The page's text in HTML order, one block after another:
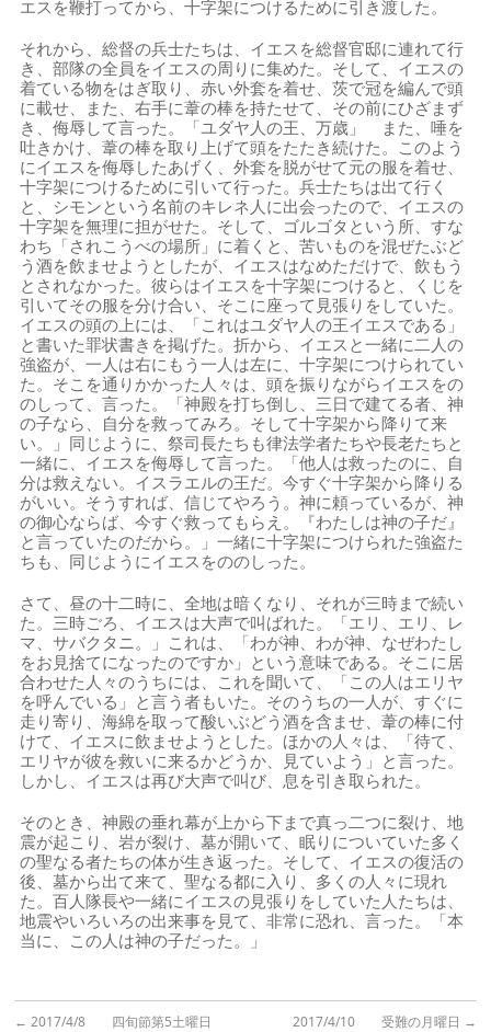
エスを鞭打ってから、十字架につけるために引き渡した。
それから、総督の兵士たちは、イエスを総督官邸に連れて行
き、部隊の全員をイエスの周りに集めた。そして、イエスの
着ている物をはぎ取り、赤い外套を着せ、茨で冠を編んで頭
に載せ、また、右手に葦の棒を持たせて、その前にひざまず
き、侮辱して言った。「ユダヤ人の王、万歳」 また、唾を
吐きかけ、葦の棒を取り上げて頭をたたき続けた。このよう
にイエスを侮辱したあげく、外套を脱がせて元の服を着せ、
十字架につけるために引いて行った。兵士たちは出て行く
と、シモンという名前のキレネ人に出会ったので、イエスの
十字架を無理に担がせた。そして、ゴルゴタという所、すな
わち「されこうべの場所」に着くと、苦いものを混ぜたぶど
う酒を飲ませようとしたが、イエスはなめただけで、飲もう
とされなかった。彼らはイエスを十字架につけると、くじを
引いてその服を分け合い、そこに座って見張りをしていた。
イエスの頭の上には、「これはユダヤ人の王イエスである」
と書いた罪状書きを掲げた。折から、イエスと一緒に二人の
強盗が、一人は右にもう一人は左に、十字架につけられてい
た。そこを通りかかった人々は、頭を振りながらイエスをの
のしって、言った。「神殿を打ち倒し、三日で建てる者、神
の子なら、自分を救ってみろ。そして十字架から降りて来
い。」同じように、祭司長たちも律法学者たちや長老たちと
一緒に、イエスを侮辱して言った。「他人は救ったのに、自
分は救えない。イスラエルの王だ。今すぐ十字架から降りる
がいい。そうすれば、信じてやろう。神に頼っているが、神
の御心ならば、今すぐ救ってもらえ。『わたしは神の子だ』
と言っていたのだから。」一緒に十字架につけられた強盗た
ちも、同じようにイエスをののしった。
さて、昼の十二時に、全地は暗くなり、それが三時まで続い
た。三時ごろ、イエスは大声で叫ばれた。「エリ、エリ、レ
マ、サバクタニ。」これは、「わが神、わが神、なぜわたし
をお見捨てになったのですか」という意味である。そこに居
合わせた人々のうちには、これを聞いて、「この人はエリヤ
を呼んでいる」と言う者もいた。そのうちの一人が、すぐに
走り寄り、海綿を取って酸いぶどう酒を含ませ、葦の棒に付
けて、イエスに飲ませようとした。ほかの人々は、「待て、
エリヤが彼を救いに来るかどうか、見ていよう」と言った。
しかし、イエスは再び大声で叫び、息を引き取られた。
そのとき、神殿の垂れ幕が上から下まで真っ二つに裂け、地
震が起こり、岩が裂け、墓が開いて、眠りについていた多く
の聖なる者たちの体が生き返った。そして、イエスの復活の
後、墓から出て来て、聖なる都に入り、多くの人々に現れ
た。百人隊長や一緒にイエスの見張りをしていた人たちは、
地震やいろいろの出来事を見て、非常に恐れ、言った。「本
当に、この人は神の子だった。」
← 2017/4/8 四旬節第5土曜日 2017/4/10 受難の月曜日 →